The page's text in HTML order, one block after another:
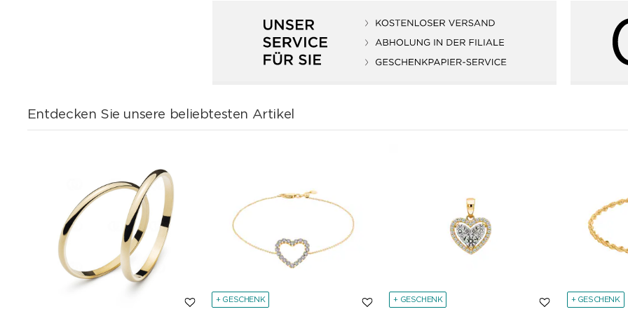
Entdecken Sie unsere beliebtesten Artikel
+ GESCHENK + GESCHENK + GESCHENK